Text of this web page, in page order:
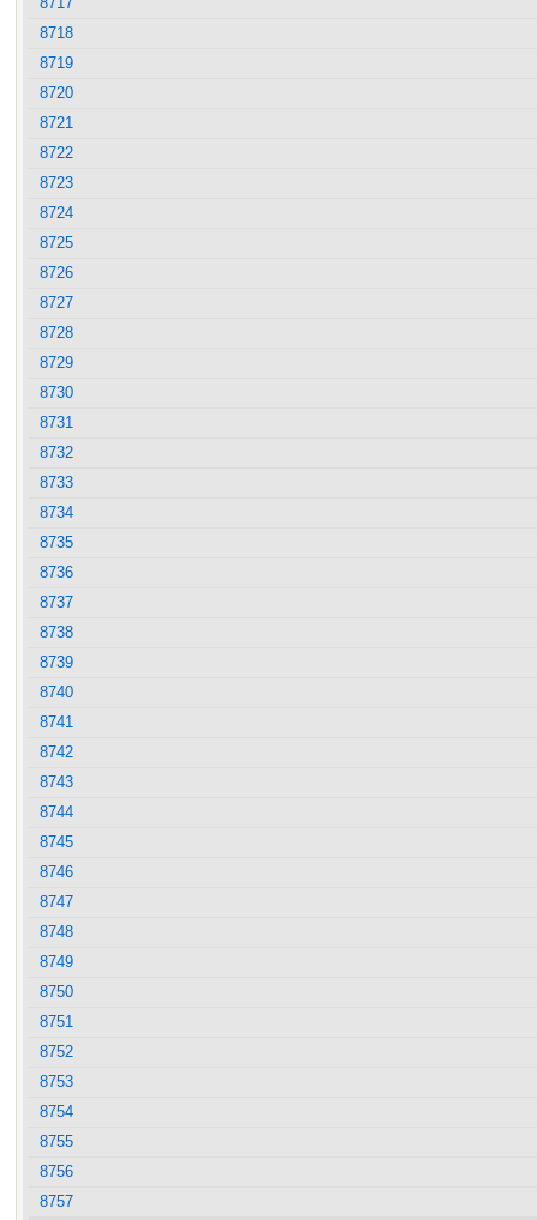
8718
8719
8720
8721
8722
8723
8724
8725
8726
8727
8728
8729
8730
8731
8732
8733
8734
8735
8736
8737
8738
8739
8740
8741
8742
8743
8744
8745
8746
8747
8748
8749
8750
8751
8752
8753
8754
8755
8756
8757